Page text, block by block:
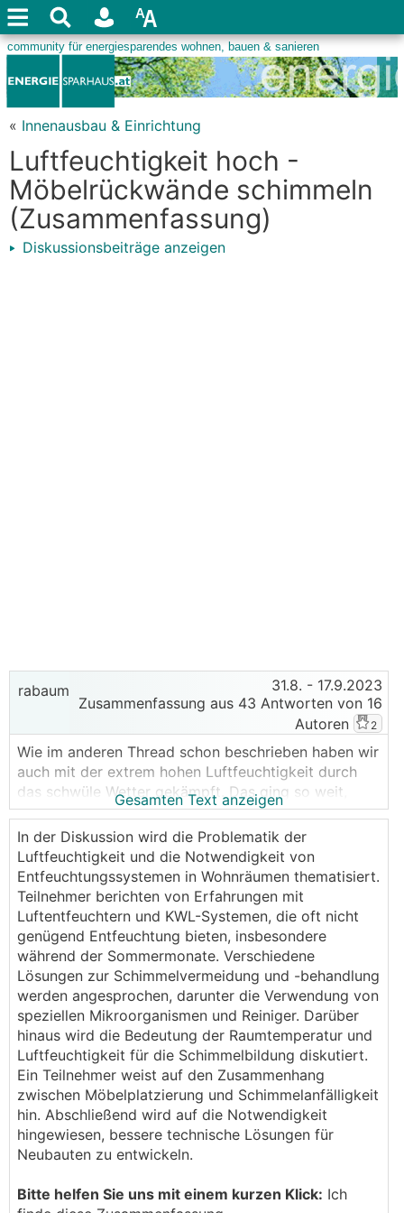
« Innenausbau & Einrichtung
Luftfeuchtigkeit hoch -
Möbelrückwände schimmeln
(Zusammenfassung)
Diskussionsbeiträge anzeigen
rabaum 31.8. - 17.9.2023
Zusammenfassung aus 43 Antworten von 16
Autoren
2
Wie im anderen Thread schon beschrieben haben wir
auch mit der extrem hohen Luftfeuchtigkeit durch
das schwüle Wetter gekämpft. Das ging so weit,
dass ich auch einen Entfeuchter gekauft habe, weil
wir mit normalen Mitteln, die Feuchte nicht mehr aus
dem Haus gebracht haben. Dieser hat gute Dienste
geleistet, was die %-Werte anging, aber es war
schon zu lange zu hoch.
Dass es keine übertriebene Vorsicht war, zeigt mir
eine leider schockierende Analyse meiner diversen
IK** Kastln mit dieser genagelten braunen
Raufaserrückwand. Als erstes habe ich in der
Garderobe einen modrigen Geruch wahrgenommen
aber nicht finden können. Die Rückwand der
Kommode war stark verschimmelt, sie ist sofort aus
dem Haus geflogen. Mit Reinigen geht da nicht mehr
viel.
Nächste Station: Das Nachtkästchen aus der Serie,
von der es auch die Kommoden gibt. Treffer.
Gesamten Text anzeigen
In der Diskussion wird die Problematik der
Luftfeuchtigkeit und die Notwendigkeit von
Entfeuchtungssystemen in Wohnräumen thematisiert.
Teilnehmer berichten von Erfahrungen mit
Luftentfeuchtern und KWL-Systemen, die oft nicht
genügend Entfeuchtung bieten, insbesondere
während der Sommermonate. Verschiedene
Lösungen zur Schimmelvermeidung und -behandlung
werden angesprochen, darunter die Verwendung von
speziellen Mikroorganismen und Reiniger. Darüber
hinaus wird die Bedeutung der Raumtemperatur und
Luftfeuchtigkeit für die Schimmelbildung diskutiert.
Ein Teilnehmer weist auf den Zusammenhang
zwischen Möbelplatzierung und Schimmelanfälligkeit
hin. Abschließend wird auf die Notwendigkeit
hingewiesen, bessere technische Lösungen für
Neubauten zu entwickeln.
Bitte helfen Sie uns mit einem kurzen Klick: Ich